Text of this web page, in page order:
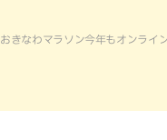
おきなわマラソン今年もオンライ